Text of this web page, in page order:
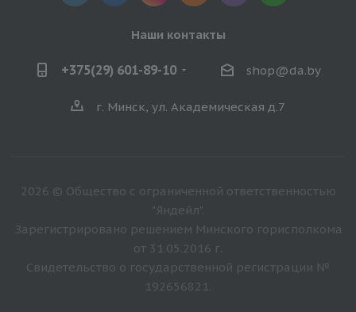
Наши контакты
+375(29) 601-89-10 shop@da.by
г. Минск, ул. Академическая д.7
2026 © Общество с ограниченной ответственностью
"Яндейл".
Зарегистрировано решением Минского горисполкома
от 31.05.2016 г.
Свидетельство о государственной регистрации №
192656821.